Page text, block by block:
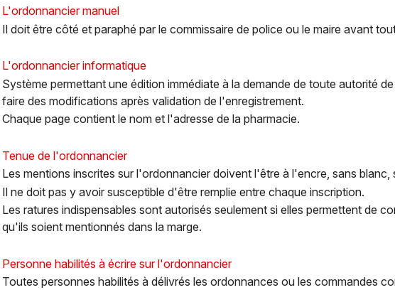
L'ordonnancier manuel
Il doit être côté et paraphé par le commissaire de police ou le maire avant
L'ordonnancier informatique
Système permettant une édition immédiate à la demande de toute autorité
faire des modifications après validation de l'enregistrement.
Chaque page contient le nom et l'adresse de la pharmacie.
Tenue de l'ordonnancier
Les mentions inscrites sur l'ordonnancier doivent l'être à l'encre, sans blanc,
Il ne doit pas y avoir susceptible d'être remplie entre chaque inscription.
Les ratures indispensables sont autorisés seulement si elles permettent de
qu'ils soient mentionnés dans la marge.
Personne habilités à écrire sur l'ordonnancier
Toutes personnes habilités à délivrés les ordonnances ou les commandes